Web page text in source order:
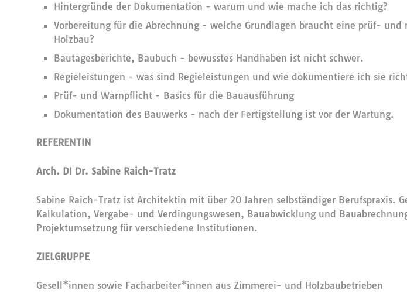
Hintergründe der Dokumentation - warum und wie mache ich das richtig?
Vorbereitung für die Abrechnung - welche Grundlagen braucht eine prüf- und
Holzbau?
Bautagesberichte, Baubuch - bewusstes Handhaben ist nicht schwer.
Regieleistungen - was sind Regieleistungen und wie dokumentiere ich sie
Prüf- und Warnpflicht - Basics für die Bauausführung
Dokumentation des Bauwerks - nach der Fertigstellung ist vor der Wartung.
REFERENTIN
Arch. DI Dr. Sabine Raich-Tratz
Sabine Raich-Tratz ist Architektin mit über 20 Jahren selbständiger Berufspraxis.
Kalkulation, Vergabe- und Verdingungswesen, Bauabwicklung und
Projektumsetzung für verschiedene Institutionen.
ZIELGRUPPE
Gesell*innen sowie Facharbeiter*innen aus Zimmerei- und Holzbaubetrieben